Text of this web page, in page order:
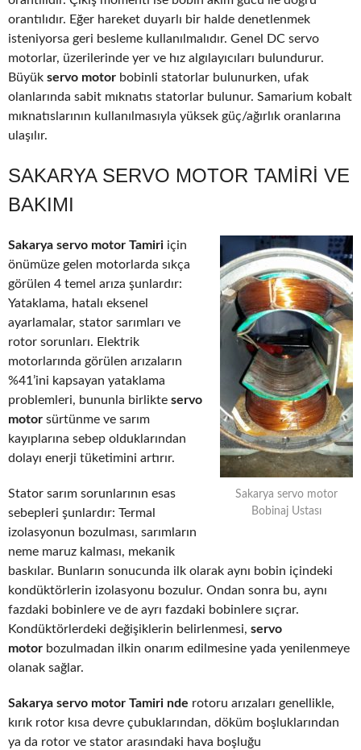
orantılıdır. Eğer hareket duyarlı bir halde denetlenmek
isteniyorsa geri besleme kullanılmalıdır. Genel DC servo
motorlar, üzerilerinde yer ve hız algılayıcıları bulundurur.
Büyük servo motor bobinli statorlar bulunurken, ufak
olanlarında sabit mıknatıs statorlar bulunur. Samarium kobalt
mıknatıslarının kullanılmasıyla yüksek güç/ağırlık oranlarına
ulaşılır.
SAKARYA SERVO MOTOR TAMIRI VE
BAKIMI
Sakarya servo motor
Bobinaj Ustası
Sakarya servo motor Tamiri için
önümüze gelen motorlarda sıkça
görülen 4 temel arıza şunlardır:
Yataklama, hatalı eksenel
ayarlamalar, stator sarımları ve
rotor sorunları. Elektrik
motorlarında görülen arızaların
%41’ini kapsayan yataklama
problemleri, bununla birlikte servo
motor sürtünme ve sarım
kayıplarına sebep olduklarından
dolayı enerji tüketimini artırır.
Stator sarım sorunlarının esas
sebepleri şunlardır: Termal
izolasyonun bozulması, sarımların
neme maruz kalması, mekanik
baskılar. Bunların sonucunda ilk olarak aynı bobin içindeki
kondüktörlerin izolasyonu bozulur. Ondan sonra bu, aynı
fazdaki bobinlere ve de ayrı fazdaki bobinlere sıçrar.
Kondüktörlerdeki değişiklerin belirlenmesi, servo
motor bozulmadan ilkin onarım edilmesine yada yenilenmeye
olanak sağlar.
Sakarya servo motor Tamiri nde rotoru arızaları genellikle,
kırık rotor kısa devre çubuklarından, döküm boşluklarından
ya da rotor ve stator arasındaki hava boşluğu